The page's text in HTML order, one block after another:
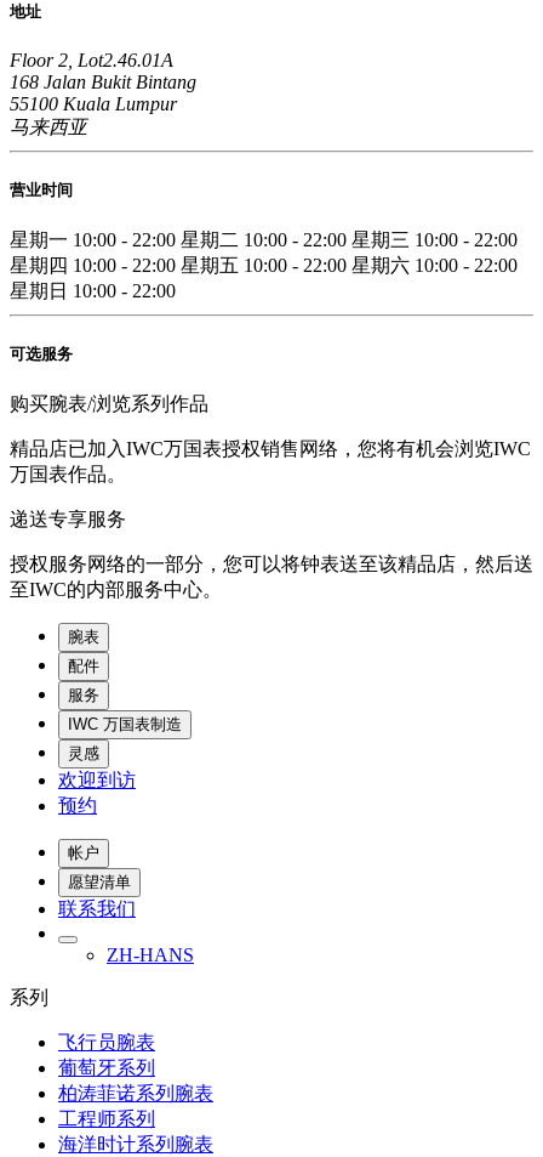
地址
Floor 2, Lot2.46.01A
168 Jalan Bukit Bintang
55100 Kuala Lumpur
马来西亚
营业时间
星期一 10:00 - 22:00 星期二 10:00 - 22:00 星期三 10:00 - 22:00
星期四 10:00 - 22:00 星期五 10:00 - 22:00 星期六 10:00 - 22:00
星期日 10:00 - 22:00
可选服务
购买腕表/浏览系列作品
精品店已加入IWC万国表授权销售网络，您将有机会浏览IWC
万国表作品。
递送专享服务
授权服务网络的一部分，您可以将钟表送至该精品店，然后送
至IWC的内部服务中心。
腕表
配件
服务
IWC 万国表制造
灵感
欢迎到访
预约
帐户
愿望清单
联系我们
ZH-HANS
系列
飞行员腕表
葡萄牙系列
柏涛菲诺系列腕表
工程师系列
海洋时计系列腕表